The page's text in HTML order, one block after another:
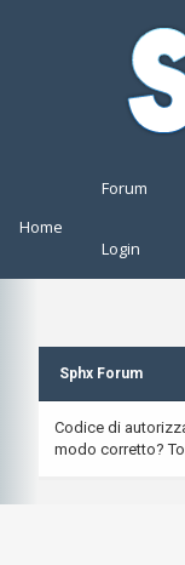
Home
Forum
Login
Sphx Forum
Codice di
modo corretto?